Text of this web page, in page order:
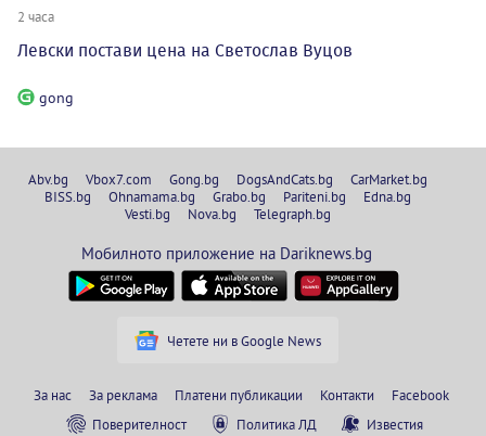
2 часа
Левски постави цена на Светослав Вуцов
gong
Abv.bg Vbox7.com Gong.bg DogsAndCats.bg
CarMarket.bg
BISS.bg
Ohnamama.bg Grabo.bg Pariteni.bg
Edna.bg
Vesti.bg
Nova.bg Telegraph.bg
Мобилното приложение на Dariknews.bg
Четете ни в Google News
За нас За реклама Платени публикации Контакти
Facebook
Поверителност
Политика ЛД Известия